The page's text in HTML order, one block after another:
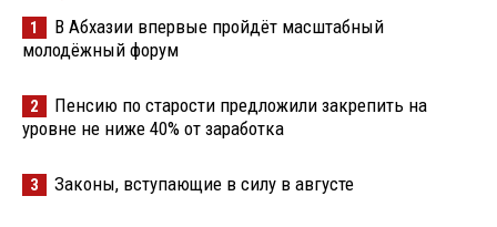
1
В Абхазии впервые пройдёт масштабный
молодёжный форум
2
Пенсию по старости предложили закрепить на
уровне не ниже 40% от заработка
3 Законы, вступающие в силу в августе